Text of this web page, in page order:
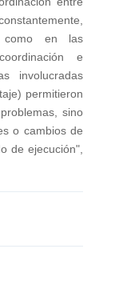
en las
e
involucradas
permitieron
sino
o cambios de
de ejecución",